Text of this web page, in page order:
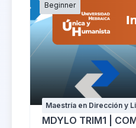
Beginner
Maestría en Dirección y
Organizaciones
MDYLO TRIM1 |